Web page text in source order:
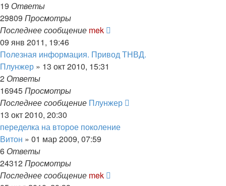
19 Ответы
29809 Просмотры
Последнее сообщение mek
09 янв 2011, 19:46
Полезная информация. Привод ТНВД.
Плунжер » 13 окт 2010, 15:31
2 Ответы
16945Просмотры
Последнее сообщение Плунжер
13 окт 2010, 20:30
переделка на второе поколение
Витон » 01 мар 2009, 07:59
6 Ответы
24312Просмотры
Последнее сообщение mek